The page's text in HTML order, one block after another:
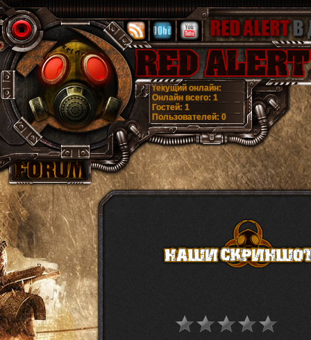
Онлайн всего: 1
Гостей: 1
Пользователей: 0
текущий онлайн: